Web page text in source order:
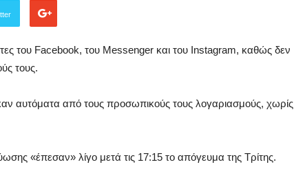
του Facebook, του Messenger και του Instagram, καθώς δεν
τους.
αυτόματα από τους προσωπικούς τους λογαριασμούς, χωρίς
«έπεσαν» λίγο μετά τις 17:15 το απόγευμα της Τρίτης.